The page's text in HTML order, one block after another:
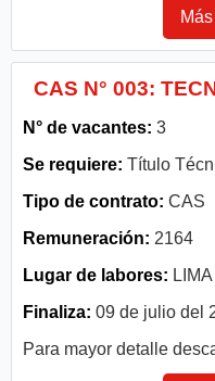
CAS N° 003:
N° de vacantes: 3
Se requiere: Título
Tipo de contrato: CAS
Remuneración: 2164
Lugar de labores: LIMA
Finaliza: 09 de julio del
Para mayor detalle